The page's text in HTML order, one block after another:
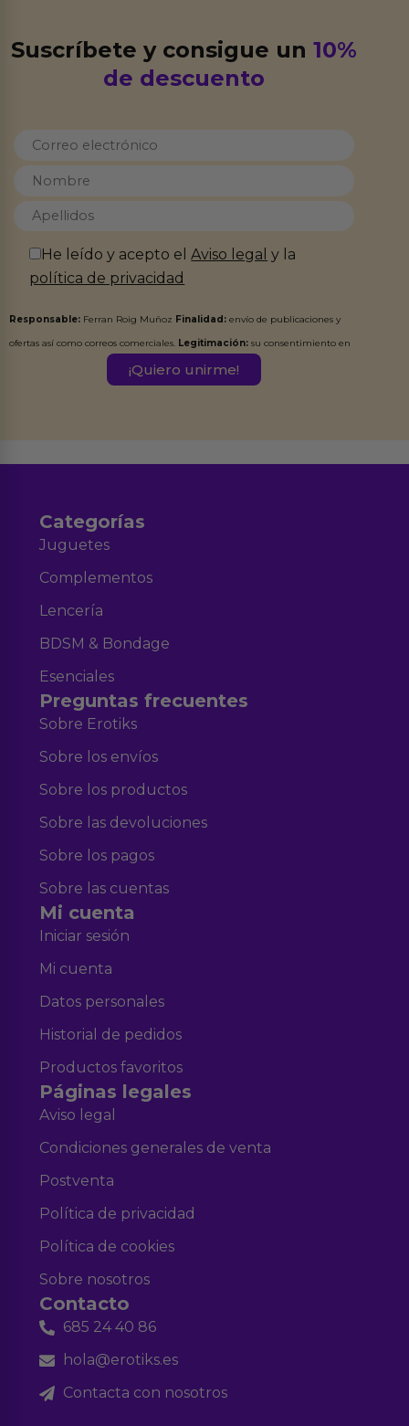
Suscríbete y consigue un10%
de descuento
He leído y acepto elAviso legal y la
política de privacidad
Responsable: Ferran Roig Muñoz Finalidad: envío de publicaciones y
ofertas así como correos comerciales. Legitimación: su consentimiento en
Destinatarios:Ferran Roig Muñoz. Podrás ejercer tus
Categorías
Juguetes
Complementos
Lencería
BDSM & Bondage
Esenciales
Preguntas frecuentes
Sobre Erotiks
Sobre los envíos
Sobre los productos
Sobre las devoluciones
Sobre los pagos
Sobre las cuentas
Mi cuenta
Iniciar sesión
Mi cuenta
Datos personales
Historial de pedidos
Productos favoritos
Páginas legales
Aviso legal
Condiciones generales de venta
Postventa
Política de privacidad
Política de cookies
Sobre nosotros
Contacto
685 24 40 86
hola@erotiks.es
Contacta con nosotros